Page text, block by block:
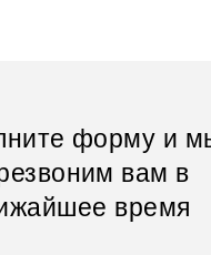
форму и
вам в
время